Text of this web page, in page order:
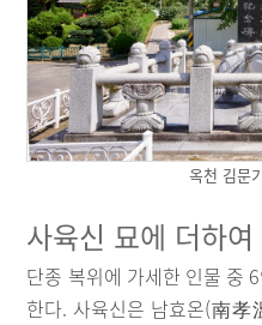
옥천 김문
사육신 묘에 더하
단종 복위에 가세한 인물 중
한다. 사육신은 남효온(南